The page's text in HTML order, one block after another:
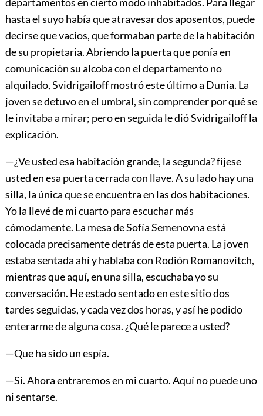
hasta el suyo había que atravesar dos aposentos, puede
decirse que vacíos, que formaban parte de la habitación
de su propietaria. Abriendo la puerta que ponía en
comunicación su alcoba con el departamento no
alquilado, Svidrigailoff mostró este último a Dunia. La
joven se detuvo en el umbral, sin comprender por qué se
le invitaba a mirar; pero en seguida le dió Svidrigailoff la
explicación.
—¿Ve usted esa habitación grande, la segunda? fíjese
usted en esa puerta cerrada con llave. A su lado hay una
silla, la única que se encuentra en las dos habitaciones.
Yo la llevé de mi cuarto para escuchar más
cómodamente. La mesa de Sofía Semenovna está
colocada precisamente detrás de esta puerta. La joven
estaba sentada ahí y hablaba con Rodión Romanovitch,
mientras que aquí, en una silla, escuchaba yo su
conversación. He estado sentado en este sitio dos
tardes seguidas, y cada vez dos horas, y así he podido
enterarme de alguna cosa. ¿Qué le parece a usted?
—Que ha sido un espía.
—Sí. Ahora entraremos en mi cuarto. Aquí no puede uno
ni sentarse.